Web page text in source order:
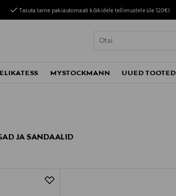
Tasuta tarne pakiautomaati kõikidele tellimustele üle 120€!
MYSTOCKMANN UUED TOOTED
JA SANDAALID